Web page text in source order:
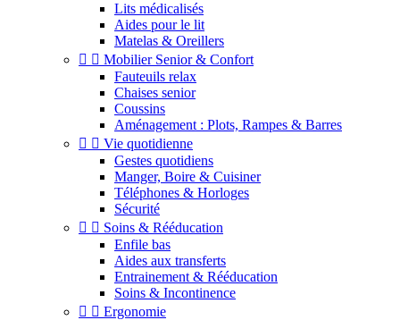
Lits médicalisés
Aides pour le lit
Matelas & Oreillers
  Mobilier Senior & Confort
Fauteuils relax
Chaises senior
Coussins
Aménagement : Plots, Rampes & Barres
  Vie quotidienne
Gestes quotidiens
Manger, Boire & Cuisiner
Téléphones & Horloges
Sécurité
  Soins & Rééducation
Enfile bas
Aides aux transferts
Entrainement & Rééducation
Soins & Incontinence
  Ergonomie